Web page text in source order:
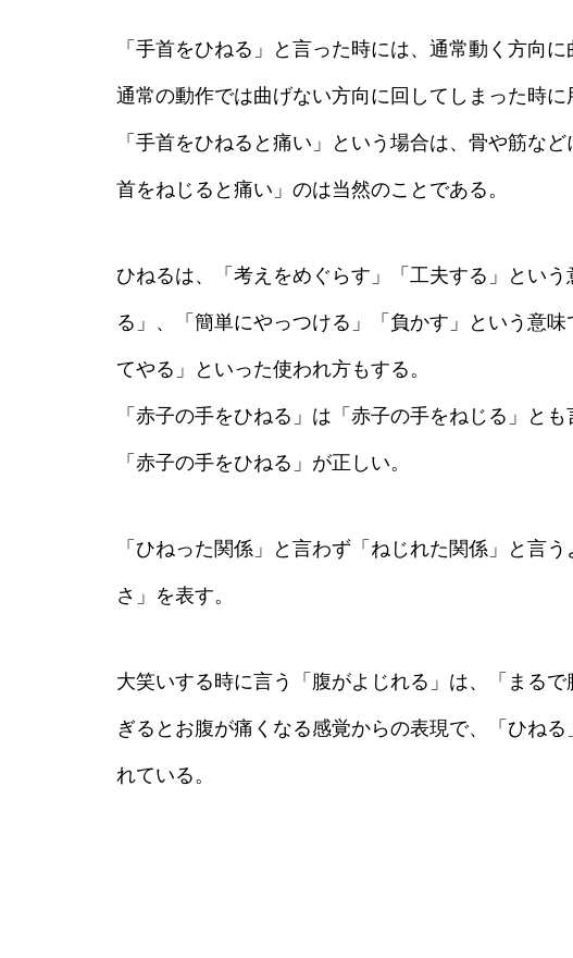
「手首をひねる」と言った時には、通常動く方向
通常の動作では曲げない方向に回してしまった時に
「手首をひねると痛い」という場合は、骨や筋な
首をねじると痛い」のは当然のことである。
ひねるは、「考えをめぐらす」「工夫する」とい
る」、「簡単にやっつける」「負かす」という意
てやる」といった使われ方もする。
「赤子の手をひねる」は「赤子の手をねじる」と
「赤子の手をひねる」が正しい。
「ひねった関係」と言わず「ねじれた関係」と言
さ」を表す。
大笑いする時に言う「腹がよじれる」は、「まる
ぎるとお腹が痛くなる感覚からの表現で、「ひね
れている。